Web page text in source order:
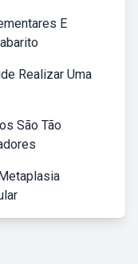
E
Realizar Uma
São Tão